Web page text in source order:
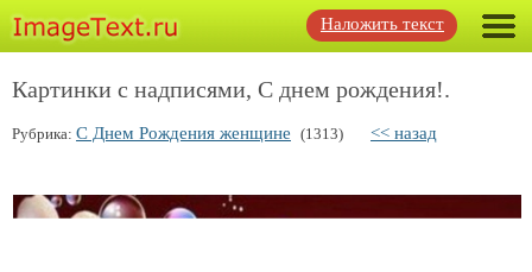
Наложить текст
Картинки с надписями, С днем рождения!.
Рубрика: С Днем Рождения женщине (1313) << назад